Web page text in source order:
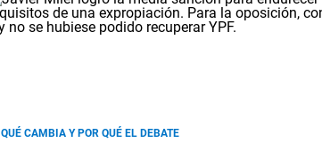
QUÉ CAMBIA Y POR QUÉ EL DEBATE